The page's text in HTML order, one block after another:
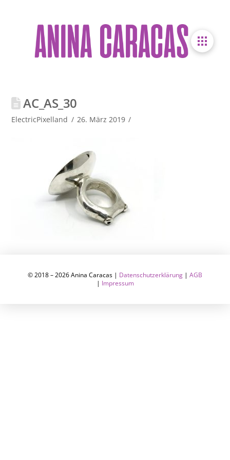
AC_AS_30
ElectricPixelland 26. März 2019
© 2018 – 2026 Anina Caracas | Datenschutzerklärung | AGB
| Impressum